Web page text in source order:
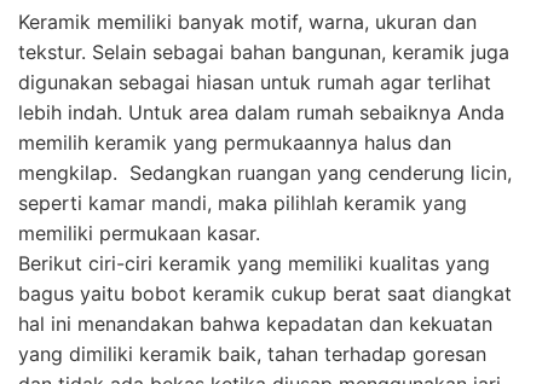
yang dimiliki keramik baik, tahan terhadap goresan
dan tidak ada bekas ketika diusap menggunakan jari,
serta memiliki ukuran yang presisi. Karena ukuran
keramik yang presisi memengaruhi proses
pemasangan sehingga lebih cepat dan nampak rapi.
Demikianlah penjelasan mengenai tips memilih bahan
bangunan agar rumahmu kokoh dan berkualitas.
Pemilihan bahan bangunan memang membutuhkan
kecermatan dan waktu yang lama, tapi hal tersebut
akan membuat Anda puas dengan hasilnya.
Bagi Anda yang masih ragu tentang kualitas bahan
bangunan yang dijual dipasaran serta masih bingung
tukang yang cocok untuk pembuatan rumah Anda.